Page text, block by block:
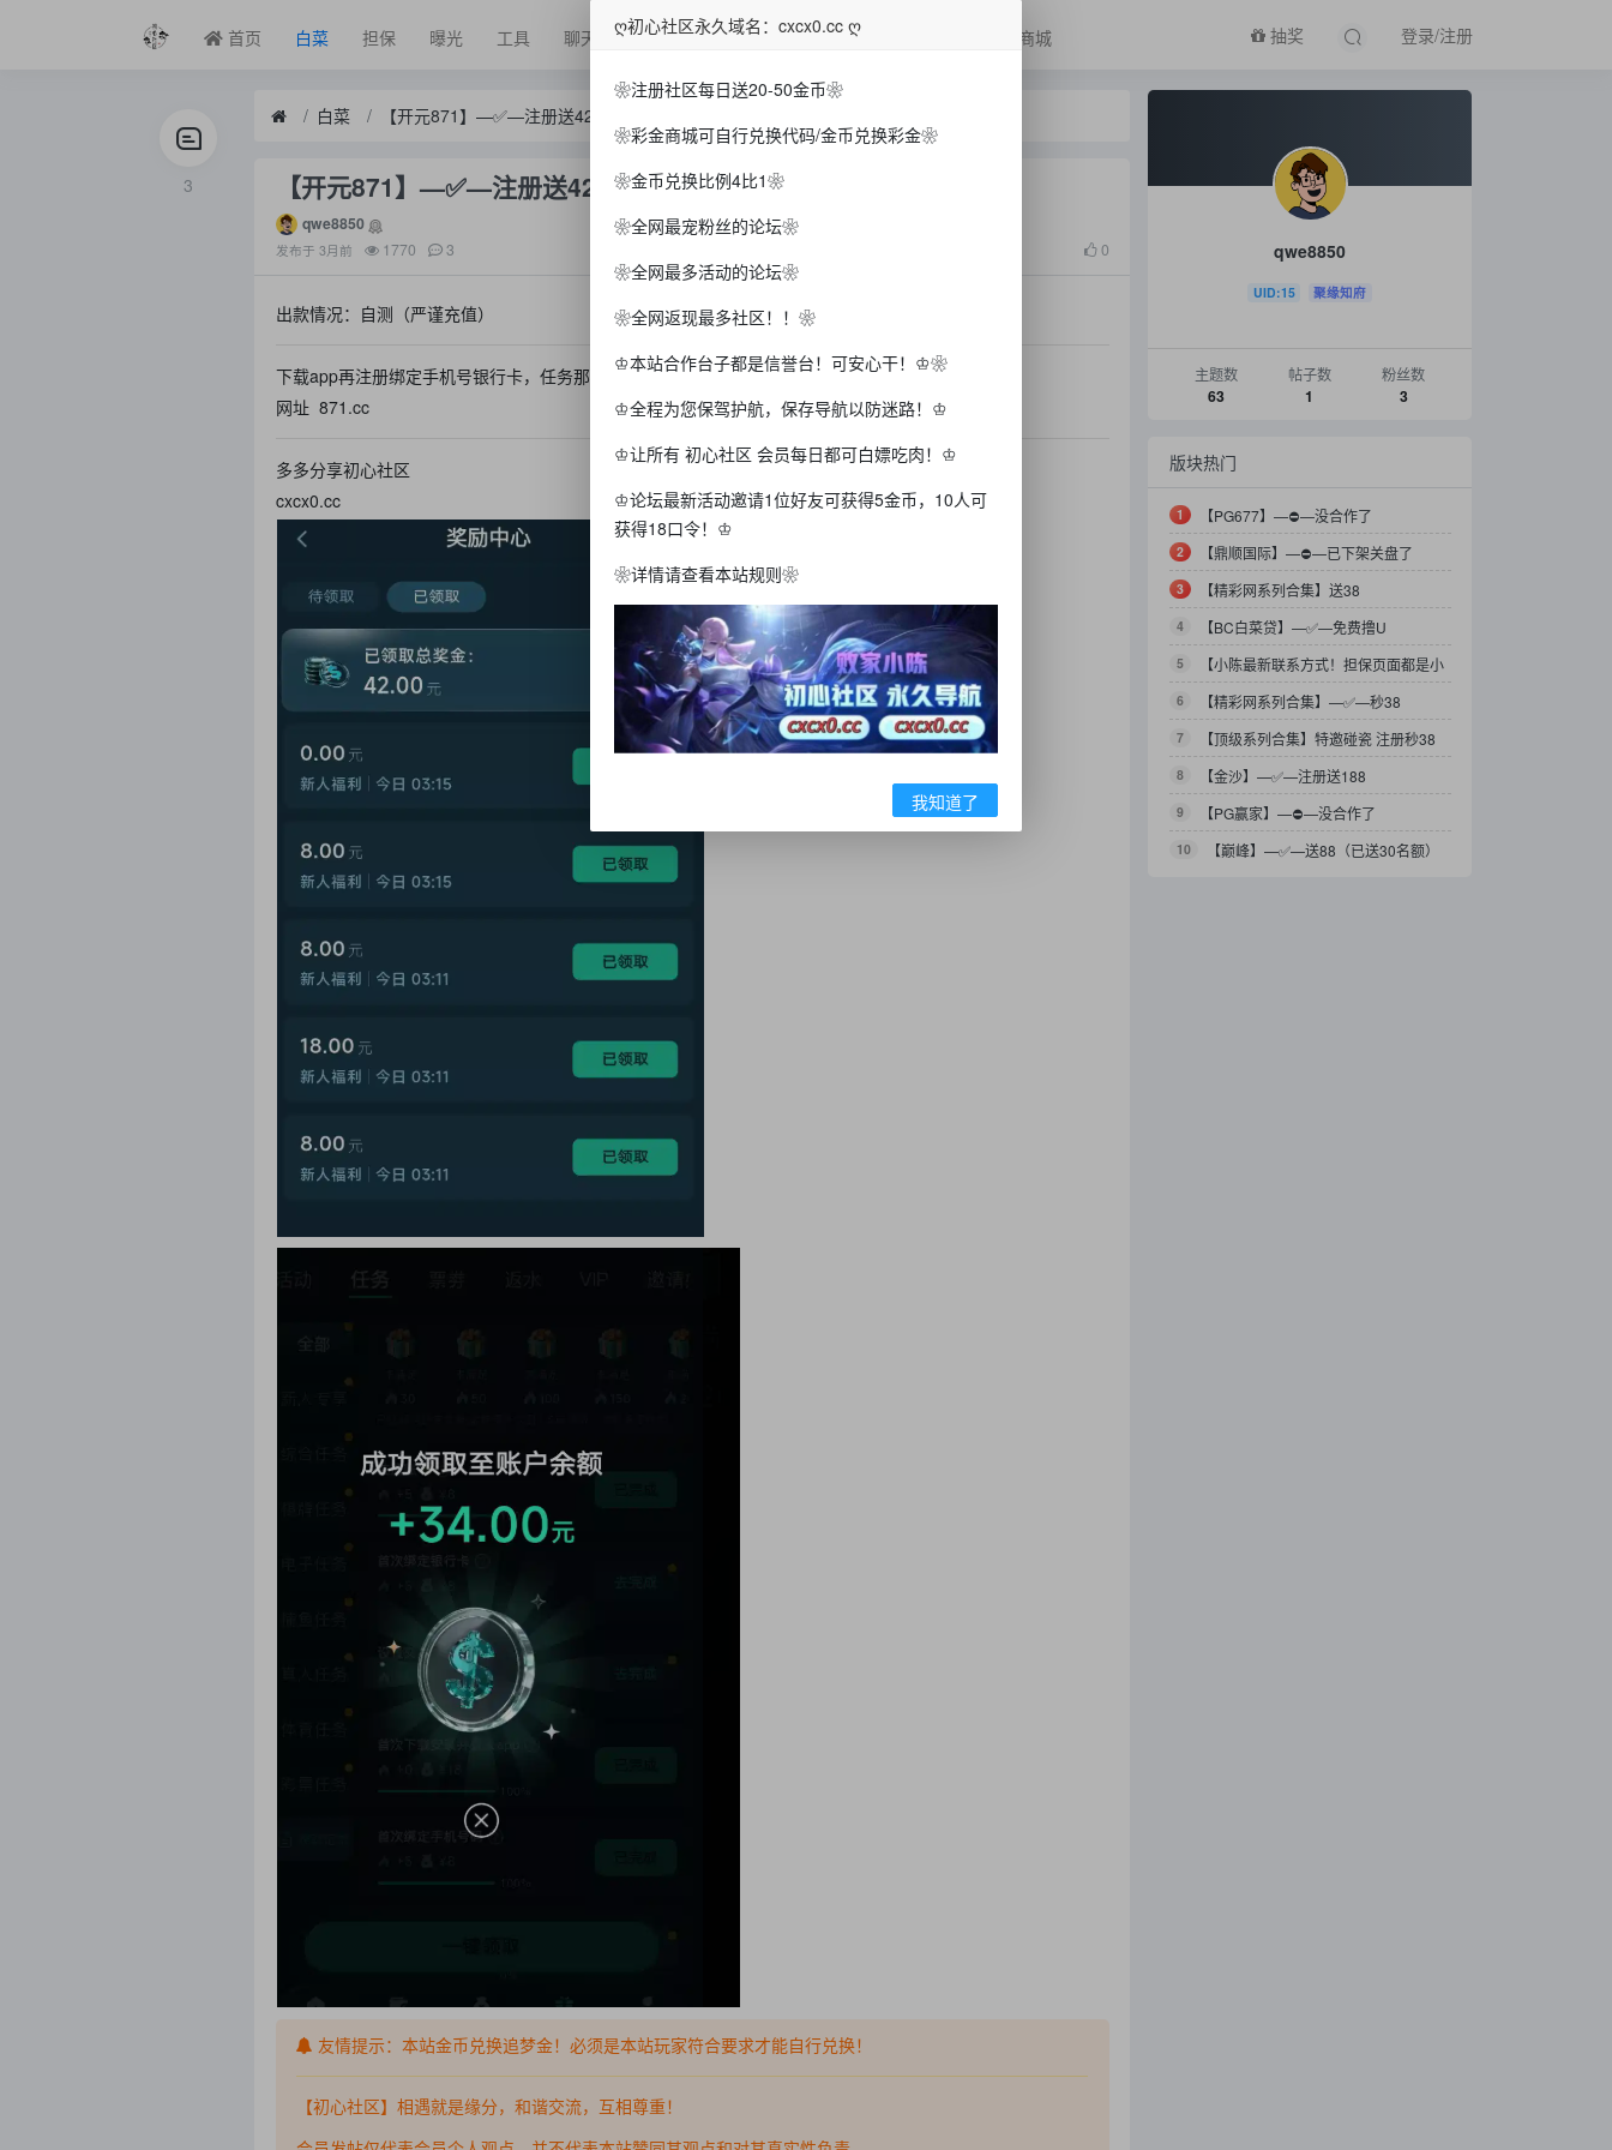
首页 白菜 担保 曝光 工具 聊天 抽/爆浆 美女 广告 彩金商城 抽奖 登录/注册
3
白菜 【开元871】—✅—注册送42
【开元871】—✅—注册送42
qwe8850
发布于 3月前 1770 3 0
出款情况：自测（严谨充值）
下载app再注册绑定手机号银行卡，任务那一共可以领42，没有打出来不知道黑不黑，
网址 871.cc
多多分享初心社区
cxcx0.cc
友情提示：本站金币兑换追梦金！必须是本站玩家符合要求才能自行兑换！
【初心社区】相遇就是缘分，和谐交流，互相尊重！
qwe8850
UID:15 聚缘知府
主题数
63
帖子数
1
粉丝数
3
版块热门
1 【PG677】—⛔️—没合作了
2 【鼎顺国际】—⛔️—已下架关盘了
3 【精彩网系列合集】送38
4 【BC白菜贷】—✅—免费撸U
5
【小陈最新联系方式！担保页面都是小
陈的台子！】
6 【精彩网系列合集】—✅—秒38
7 【顶级系列合集】特邀碰瓷 注册秒38
8 【金沙】—✅—注册送188
9 【PG赢家】—⛔️—没合作了
10 【巅峰】—✅—送88（已送30名额）
ღ初心社区永久域名：cxcx0.cc ღ
❀注册社区每日送20-50金币❀
❀彩金商城可自行兑换代码/金币兑换彩金❀
❀金币兑换比例4比1❀
❀全网最宠粉丝的论坛❀
❀全网最多活动的论坛❀
❀全网返现最多社区！！❀
♔本站合作台子都是信誉台！可安心干！♔❀
♔全程为您保驾护航，保存导航以防迷路！♔
♔让所有 初心社区 会员每日都可白嫖吃肉！♔
♔论坛最新活动邀请1位好友可获得5金币，10人可
获得18口令！♔
❀详情请查看本站规则❀
我知道了